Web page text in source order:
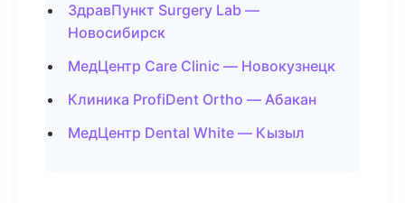
ЗдравПункт Surgery Lab —
Новосибирск
МедЦентр Care Clinic — Новокузнецк
Клиника ProfiDent Ortho — Абакан
МедЦентр Dental White — Кызыл